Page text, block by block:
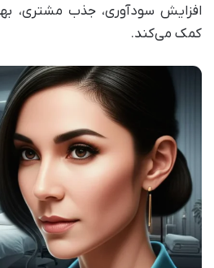
افزایش سودآوری، جذب مشتری،
کمک می‌کند.